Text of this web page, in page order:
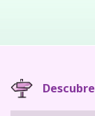
Descubre